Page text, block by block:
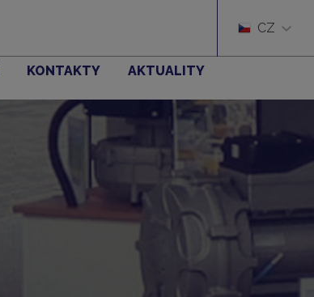
CZ
KONTAKTY AKTUALITY